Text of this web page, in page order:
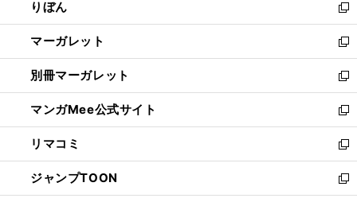
く
で
開
く
ド
ウ
で
開
く
ィ
ン
ド
ウ
で
開
く
りぼん
新
し
い
ウ
ィ
ン
ド
ウ
で
開
く
マーガレット
新
し
い
ウ
ィ
ン
ド
ウ
で
開
別冊マーガレット
新
し
い
ウ
ィ
ン
ド
ウ
マンガMee公式サイト
新
し
い
ウ
ィ
ン
リマコミ
新
し
い
ウ
ジャンプTOON
新
し